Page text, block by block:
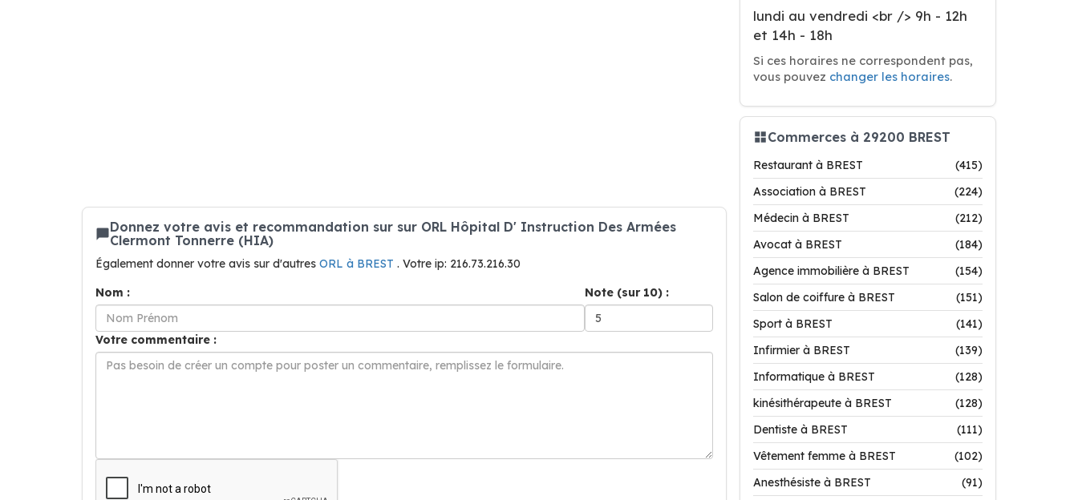
Donnez votre avis et recommandation sur sur ORL Hôpital D' Instruction Des Armées
Clermont Tonnerre (HIA)
Également donner votre avis sur d'autres ORL à BREST . Votre ip: 216.73.216.30
Nom :
Note (sur 10) :
Votre commentaire :
lundi au vendredi <br /> 9h - 12h
et 14h - 18h
Si ces horaires ne correspondent pas,
vous pouvez changer les horaires.
Commerces à 29200 BREST
Restaurant à BREST
(415)
Association à BREST
(224)
Médecin à BREST
(212)
Avocat à BREST
(184)
Agence immobilière à BREST
(154)
Salon de coiffure à BREST
(151)
Sport à BREST
(141)
Infirmier à BREST
(139)
Informatique à BREST
(128)
kinésithérapeute à BREST
(128)
Dentiste à BREST
(111)
Vêtement femme à BREST
(102)
Anesthésiste à BREST
(91)